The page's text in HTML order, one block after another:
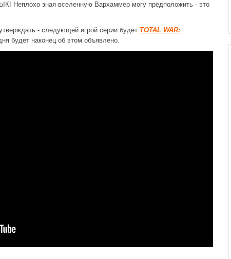
Неплохо зная вселенную Вархаммер могу предположить - это
- следующей игрой серии будет TOTAL WAR:
будет наконец об этом объявлено.